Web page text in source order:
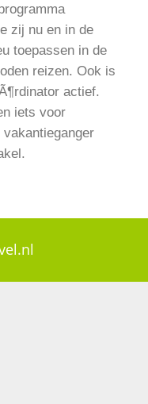
zij nu en in de
toepassen in de
reizen. Ook is
actief.
iets voor